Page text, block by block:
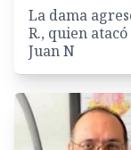
La dama
R., quien
Juan N